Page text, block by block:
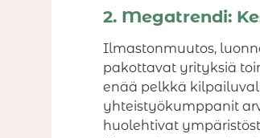
2. Megatrendi:
Ilmastonmuutos,
pakottavat yrityksiä
enää pelkkä
yhteistyökumppanit
huolehtivat